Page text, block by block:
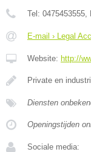
Tel: 0475453555
E-mail › Legal
Website: http://
Private en
Diensten
Openingstijden
Sociale media: